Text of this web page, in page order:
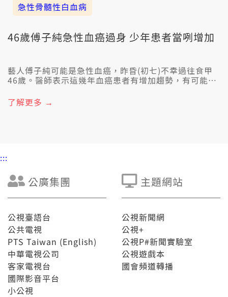
急性骨髓性白血病
46歲傅子純急性血癌過身 少年患者當咧增加
藝人傅子純可能是急性血癌，昨昏(初七)不幸過往食甲
46歲。醫師表示這幾年血癌患者有增加趨勢，有可能和
性骨髓性白血病也會當做骨髓移殖，毋過血癌早期症狀
和感冒真像，請民眾愛特別注意。
了解更多 →
:::
公廣集團
公視臺語台
公共電視
PTS Taiwan (English)
中華電視公司
客家電視台
國際影音平台
小公視
主題網站
公視新聞網
公視+
公視P#新聞實驗室
公視遊戲本
國會頻道轉播